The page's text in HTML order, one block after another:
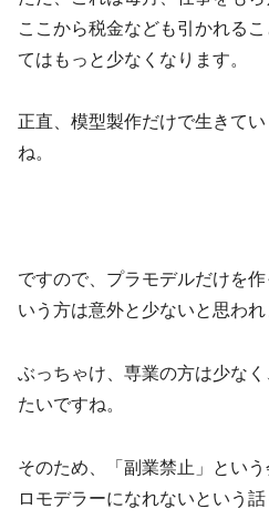
ここから税金なども引かれる
てはもっと少なくなります。
正直、模型製作だけで生きて
ね。
ですので、プラモデルだけを
いう方は意外と少ないと思われ
ぶっちゃけ、専業の方は少な
たいですね。
そのため、「副業禁止」とい
ロモデラーになれないという話